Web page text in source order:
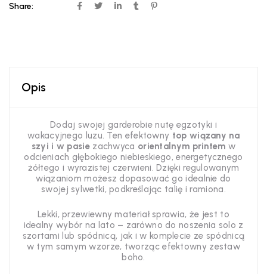
Share:
Opis
Dodaj swojej garderobie nutę egzotyki i
wakacyjnego luzu. Ten efektowny top wiązany na
szyi i w pasiezachwyca orientalnym printem w
odcieniach głębokiego niebieskiego, energetycznego
żółtego i wyrazistej czerwieni. Dzięki regulowanym
wiązaniom możesz dopasować go idealnie do
swojej sylwetki, podkreślając talię i ramiona.
Lekki, przewiewny materiał sprawia, że jest to
idealny wybór na lato – zarówno do noszenia solo z
szortami lub spódnicą, jak i w komplecie ze spódnicą
w tym samym wzorze, tworząc efektowny zestaw
boho.